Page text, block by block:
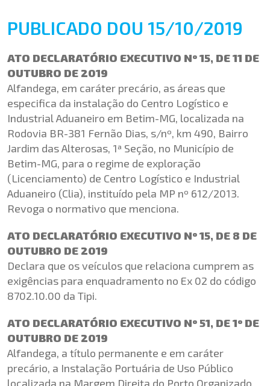
PUBLICADO DOU 15/10/2019
ATO DECLARATÓRIO EXECUTIVO Nº 15, DE 11 DE
OUTUBRO DE 2019
Alfandega, em caráter precário, as áreas que
especifica da instalação do Centro Logístico e
Industrial Aduaneiro em Betim-MG, localizada na
Rodovia BR-381 Fernão Dias, s/nº, km 490, Bairro
Jardim das Alterosas, 1ª Seção, no Município de
Betim-MG, para o regime de exploração
(Licenciamento) de Centro Logístico e Industrial
Aduaneiro (Clia), instituído pela MP nº 612/2013.
Revoga o normativo que menciona.
ATO DECLARATÓRIO EXECUTIVO Nº 15, DE 8 DE
OUTUBRO DE 2019
Declara que os veículos que relaciona cumprem as
exigências para enquadramento no Ex 02 do código
8702.10.00 da Tipi.
ATO DECLARATÓRIO EXECUTIVO Nº 51, DE 1º DE
OUTUBRO DE 2019
Alfandega, a título permanente e em caráter
precário, a Instalação Portuária de Uso Público
localizada na Margem Direita do Porto Organizado